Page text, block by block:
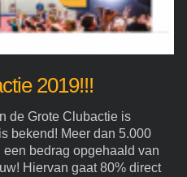
2019!!!
de Grote Clubactie is
bekend! Meer dan 5.000
bedrag opgehaald van
Hiervan gaat 80% direct